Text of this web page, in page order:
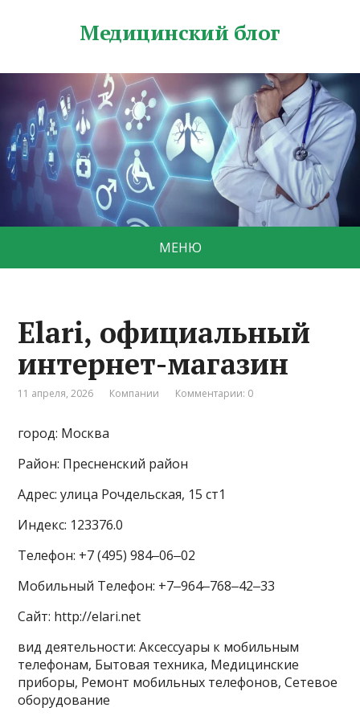
Медицинский блог
МЕНЮ
Elari, официальный
интернет-магазин
11 апреля, 2026 Компании Комментарии: 0
город: Москва
Район: Пресненский район
Адрес: улица Рочдельская, 15 ст1
Индекс: 123376.0
Телефон: +7 (495) 984‒06‒02
Мобильный Телефон: +7‒964‒768‒42‒33
Сайт: http://elari.net
вид деятельности: Аксессуары к мобильным
телефонам, Бытовая техника, Медицинские
приборы, Ремонт мобильных телефонов, Сетевое
оборудование